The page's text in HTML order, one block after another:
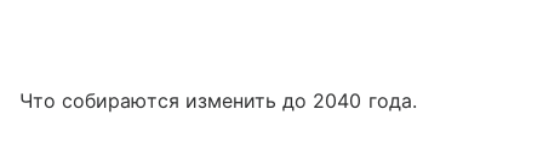
Что собираются изменить до 2040 года.